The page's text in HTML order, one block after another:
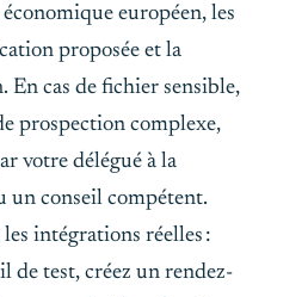
européen, les
proposée et la
En cas de fichier sensible,
prospection complexe,
votre délégué à la
un conseil compétent.
intégrations réelles :
de test, créez un rendez-